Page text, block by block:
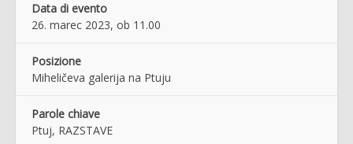
Data di evento
26. marec 2023, ob 11.00
Posizione
Miheličeva galerija na Ptuju
Parole chiave
Ptuj, RAZSTAVE